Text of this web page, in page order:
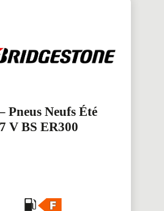
Pneus Neufs Été
V BS ER300